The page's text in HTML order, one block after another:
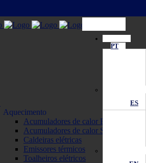
PT
ES
Aquecimento
Acumuladores de calor ECOMBI
Acumuladores de calor SOLAR
Caldeiras elétricas
Emissores térmicos
Toalheiros elétricos